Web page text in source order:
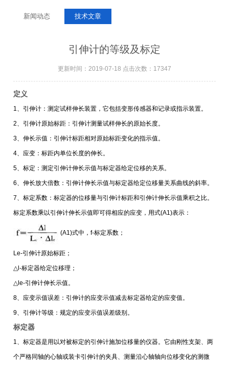
新闻动态 技术文章
引伸计的等级及标定
更新时间：2019-07-18 点击次数：17347
定义
1、引伸计：测定试样伸长装置，它包括变形传感器和记录或指示装置。
2、引伸计原始标距：引伸计测量试样伸长的原始长度。
3、伸长示值：引伸计标距相对原始标距变化的指示值。
4、应变：标距内单位长度的伸长。
5、标定：测定引伸计伸长示值与标定器给定位移的关系。
6、伸长放大倍数：引伸计伸长示值与标定器给定位移量关系曲线的斜率。
7、标定系数：标定器的位移量与引伸计标距和引伸计伸长示值乘积之比。
标定系数乘以引伸计伸长示值即可得相应的应变，用式(A1)表示：
(A1)式中，f-标定系数；
Le-引伸计原始标距；
△l-标定器给定位移理；
△le-引伸计伸长示值。
8、应变示值误差：引伸计的应变示值减去标定器给定的应变值。
9、引伸计等级：规定的应变示值误差级别。
标定器
1、标定器是用以对被标定的引伸计施加位移量的仪器。它由刚性支架、两
个严格同轴的心轴或装卡引伸计的夹具、测量沿心轴轴向位移变化的测微